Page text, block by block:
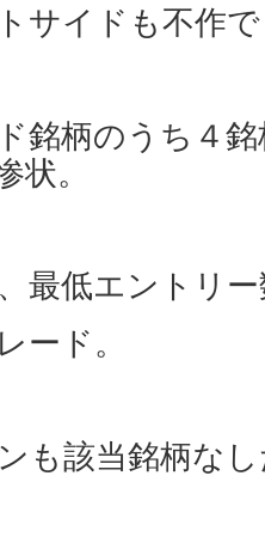
サイドも不作
銘柄のうち４
状。
最低エントリ
ード。
も該当銘柄な